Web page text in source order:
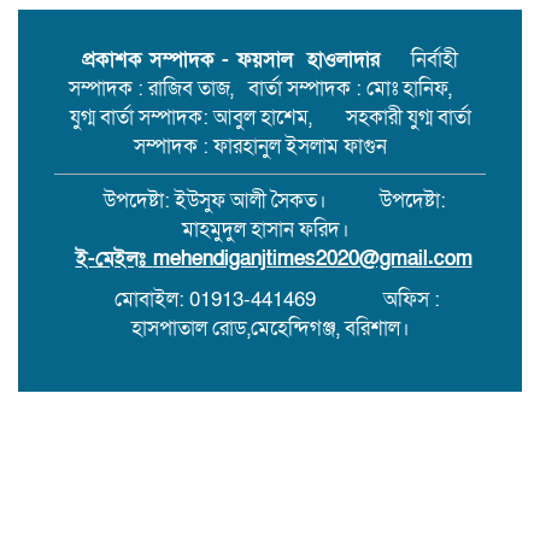
খেলাকে কেন্দ্র করে হাতুড়ি পেটায়
একজন নিহত,ঘাতক আটক
প্রকাশক সম্পাদক - ফয়সাল হাওলাদার
নির্বাহী
সম্পাদক : রাজিব তাজ, বার্তা সম্পাদক : মোঃ হানিফ,
যুগ্ম বার্তা সম্পাদক: আবুল হাশেম, সহকারী যুগ্ম বার্তা
সম্পাদক : ফারহানুল ইসলাম ফাগুন
উপদেষ্টা: ইউসুফ আলী সৈকত। উপদেষ্টা:
মাহমুদুল হাসান ফরিদ।
ই-মেইলঃ mehendiganjtimes2020@gmail.com
মোবাইল: 01913-441469
অফিস :
হাসপাতাল রোড,মেহেন্দিগঞ্জ, বরিশাল।